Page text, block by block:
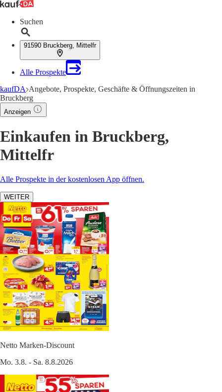
Suchen
91590 Bruckberg, Mittelfr
Alle Prospekte
kaufDA Angebote, Prospekte, Geschäfte & Öffnungszeiten in
Bruckberg
Anzeigen
Einkaufen in Bruckberg,
Mittelfr
Alle Prospekte in der kostenlosen App öffnen.
WEITER
Netto Marken-Discount
Mo. 3.8. - Sa. 8.8.2026